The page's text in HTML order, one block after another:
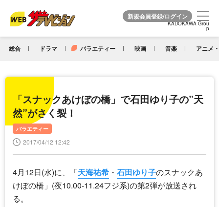
KADOKAWA Grou
p
総合 ドラマ バラエティー 映画 音楽 アニメ
KADOKAWA Grou
p
「スナックあけぼの橋」で石田ゆり子の”天
然”がさく裂！
バラエティー
2017/04/12 12:42
4月12日(水)に、「天海祐希 ・ 石田ゆり子のスナックあ
けぼの橋」(夜10.00-11.24フジ系)の第2弾が放送され
る。